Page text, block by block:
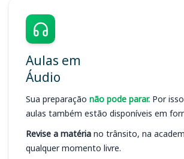
Aulas em
Áudio
Sua preparação não pode parar. Por
aulas também estão disponíveis em
Revise a matéria no trânsito, na
qualquer momento livre.